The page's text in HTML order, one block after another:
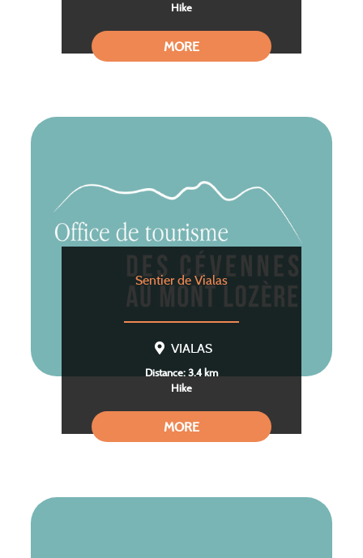
Hike
MORE
Sentier de Vialas
VIALAS
Distance: 3.4 km
Hike
MORE